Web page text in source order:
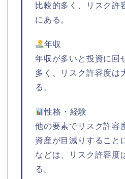
比較的多く、リスク許
にある。
年収
年収が多いと投資に回
多く、リスク許容度は
る。
性格・経験
他の要素でリスク許容
資産が目減りすること
などは、リスク許容度
る。